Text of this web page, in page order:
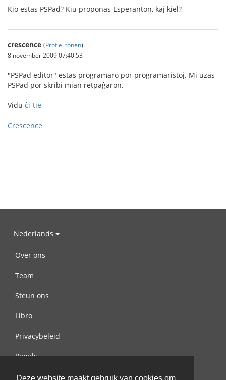
Kio estas PSPad? Kiu proponas Esperanton, kaj kiel?
crescence (Profiel tonen)
8 november 2009 07:40:53
"PSPad editor" estas programaro por programaristoj. Mi uzas
PSPad por skribi mian retpaĝaron.
Vidu ĉi-tie
Crescence
Nederlands
Over ons
Team
Steun ons
Libro
Privacybeleid
Regels
Contact met ons opnemen